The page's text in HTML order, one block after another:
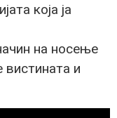
која ja
на носење
вистината и